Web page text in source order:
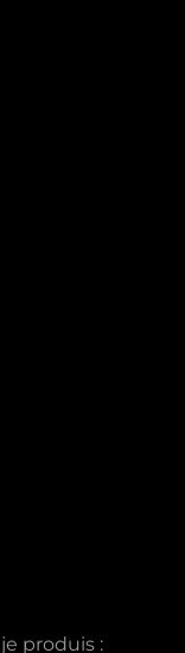
produis :